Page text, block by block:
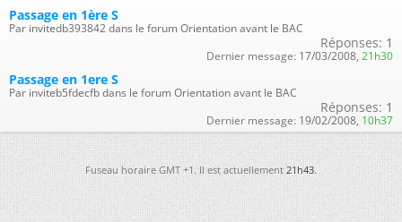
Passage en 1ère S
Par invitedb393842 dans le forum Orientation avant le BAC
Réponses: 1
Dernier message: 17/03/2008, 21h30
Passage en 1ere S
Par inviteb5fdecfb dans le forum Orientation avant le BAC
Réponses: 1
Dernier message: 19/02/2008, 10h37
Fuseau horaire GMT +1. Il est actuellement21h43.